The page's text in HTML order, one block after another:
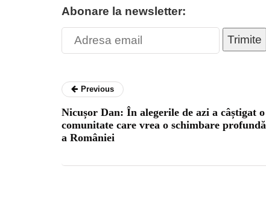
Abonare la newsletter:
Trimite
Previous
Nicușor Dan: În alegerile de azi a câștigat o
comunitate care vrea o schimbare profundă
a României